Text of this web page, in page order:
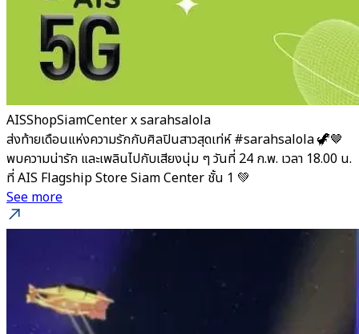
AISShopSiamCenter x sarahsalola
ส่งท้ายเดือนแห่งความรักกับศิลปินสาวสุดเท่ห์ #sarahsalola 🦖🤎
พบความน่ารัก และเพลินไปกับเสียงนุ่ม ๆ วันที่ 24 ก.พ. เวลา 18.00 น.
ที่ AIS Flagship Store Siam Center ชั้น 1 💚
See more